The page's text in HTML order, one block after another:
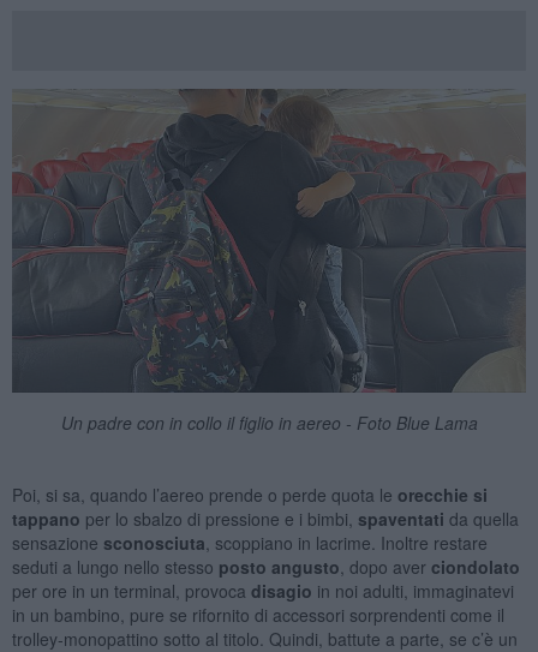
Un padre con in collo il figlio in aereo - Foto Blue Lama
Poi, si sa, quando l’aereo prende o perde quota le orecchie si
tappano per lo sbalzo di pressione e i bimbi, spaventati da quella
sensazione sconosciuta , scoppiano in lacrime. Inoltre restare
seduti a lungo nello stesso posto angusto , dopo aver ciondolato
per ore in un terminal, provoca disagio in noi adulti, immaginatevi
in un bambino, pure se rifornito di accessori sorprendenti come il
trolley-monopattino sotto al titolo. Quindi, battute a parte, se c’è un